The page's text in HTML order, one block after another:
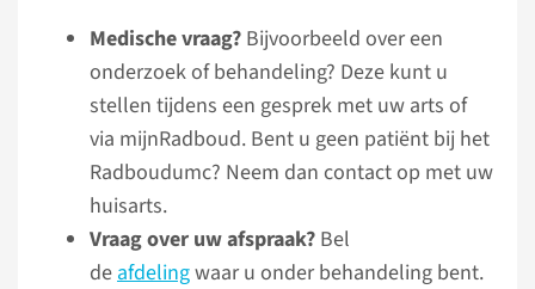
Medische vraag? Bijvoorbeeld over een
onderzoek of behandeling? Deze kunt u
stellen tijdens een gesprek met uw arts of
via mijnRadboud. Bent u geen patiënt bij het
Radboudumc? Neem dan contact op met uw
huisarts.
Vraag over uw afspraak? Bel
deafdelingwaar u onder behandeling bent.